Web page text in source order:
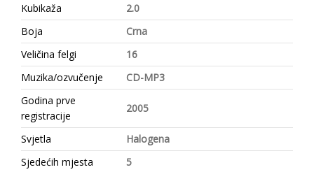
Kubikaža
2.0
Boja
Crna
Veličina felgi
16
Muzika/ozvučenje
CD-MP3
Godina prve
registracije
2005
Svjetla
Halogena
Sjedećih mjesta
5